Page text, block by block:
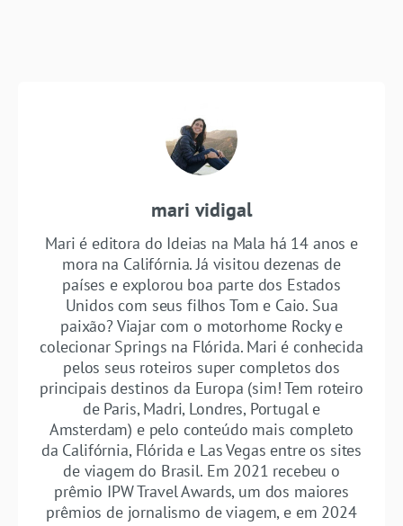
mari vidigal
Mari é editora do Ideias na Mala há 14 anos e
mora na Califórnia. Já visitou dezenas de
países e explorou boa parte dos Estados
Unidos com seus filhos Tom e Caio. Sua
paixão? Viajar com o motorhome Rocky e
colecionar Springs na Flórida. Mari é conhecida
pelos seus roteiros super completos dos
principais destinos da Europa (sim! Tem roteiro
de Paris, Madri, Londres, Portugal e
Amsterdam) e pelo conteúdo mais completo
da Califórnia, Flórida e Las Vegas entre os sites
de viagem do Brasil. Em 2021 recebeu o
prêmio IPW Travel Awards, um dos maiores
prêmios de jornalismo de viagem, e em 2024